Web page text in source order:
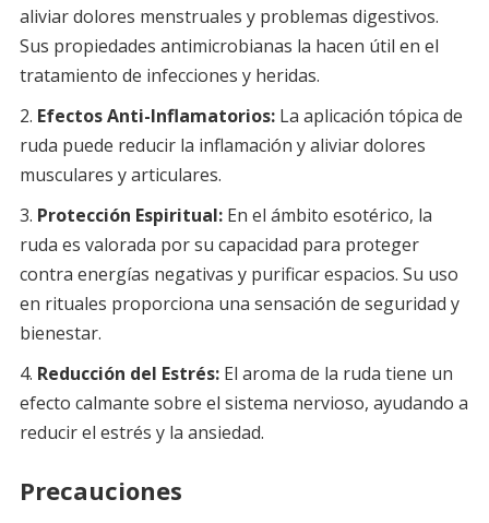
aliviar dolores menstruales y problemas digestivos.
Sus propiedades antimicrobianas la hacen útil en el
tratamiento de infecciones y heridas.
Efectos Anti-Inflamatorios:La aplicación tópica de
ruda puede reducir la inflamación y aliviar dolores
musculares y articulares.
Protección Espiritual:En el ámbito esotérico, la
ruda es valorada por su capacidad para proteger
contra energías negativas y purificar espacios. Su uso
en rituales proporciona una sensación de seguridad y
bienestar.
Reducción del Estrés:El aroma de la ruda tiene un
efecto calmante sobre el sistema nervioso, ayudando a
reducir el estrés y la ansiedad.
Precauciones